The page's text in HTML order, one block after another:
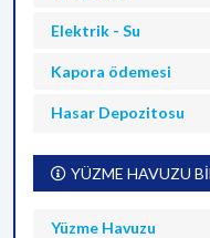
Elektrik - Su
Kapora ödemesi
Hasar Depozitosu
YÜZME HAVUZU
Yüzme Havuzu